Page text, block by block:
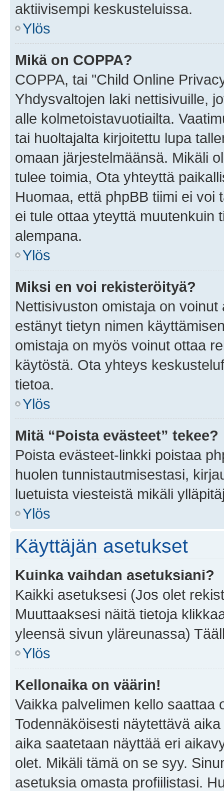
aktiivisempi keskusteluissa.
Ylös
Mikä on COPPA?
COPPA, tai "Child Online
Yhdysvaltojen laki nettisivuille,
alle kolmetoistavuotiailta.
tai huoltajalta kirjoitettu lupa
omaan järjestelmäänsä. Mikäli
tulee toimia, Ota yhteyttä
Huomaa, että phpBB tiimi ei
ei tule ottaa yteyttä muutenkuin
alempana.
Ylös
Miksi en voi rekisteröityä?
Nettisivuston omistaja on
estänyt tietyn nimen
omistaja on myös voinut ottaa
käytöstä. Ota yhteys
tietoa.
Ylös
Mitä “Poista evästeet” tekee?
Poista evästeet-linkki poistaa
huolen tunnistautmisestasi,
luetuista viesteistä mikäli
Ylös
Käyttäjän asetukset
Kuinka vaihdan asetuksiani?
Kaikki asetuksesi (Jos olet
Muuttaaksesi näitä tietoja
yleensä sivun yläreunassa)
Ylös
Kellonaika on väärin!
Vaikka palvelimen kello saattaa
Todennäköisesti näytettävä
aika saatetaan näyttää eri
olet. Mikäli tämä on se syy.
asetuksia omasta profiilistasi.